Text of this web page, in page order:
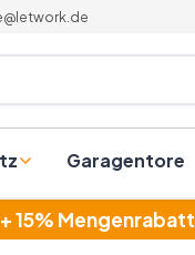
Garagentore
15% Mengenrabatt